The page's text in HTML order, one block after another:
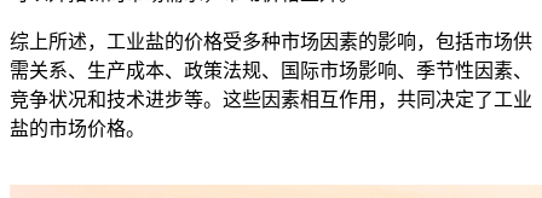
综上所述，工业盐的价格受多种市场因素的影响，包括市场供
需关系、生产成本、政策法规、国际市场影响、季节性因素、
竞争状况和技术进步等。这些因素相互作用，共同决定了工业
盐的市场价格。